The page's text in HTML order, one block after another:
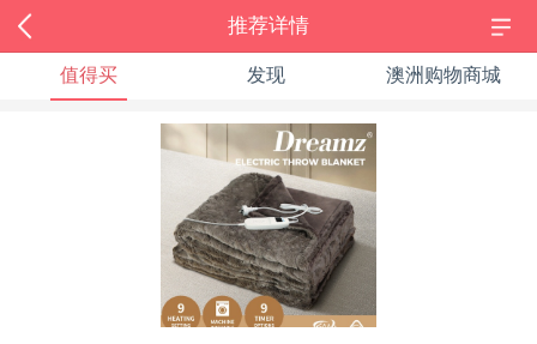
推荐详情
值得买 发现 澳洲购物商城